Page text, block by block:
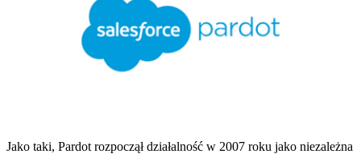
Jako taki, Pardot rozpoczął działalność w 2007 roku jako niezależna